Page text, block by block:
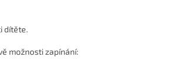
dítěte.
možnosti zapínání: